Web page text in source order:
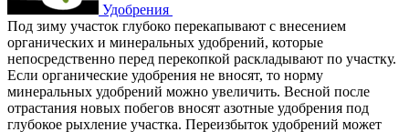
Удобрения
Под зиму участок глубоко перекапывают с внесением
органических и минеральных удобрений, которые
непосредственно перед перекопкой раскладывают по участку.
Если органические удобрения не вносят, то норму
минеральных удобрений можно увеличить. Весной после
отрастания новых побегов вносят азотные удобрения под
глубокое рыхление участка. Переизбыток удобрений может